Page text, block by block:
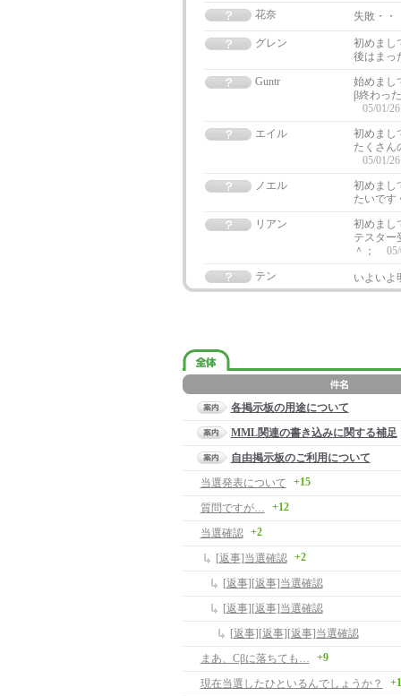
花奈 失敗・
グレン
初めまし
後はまっ
Guntr
始めまし
β終わっ
05/01/
エイル
初めまし
たくさん
05/01/
ノエル
初めまし
たいです
リアン
初めまし
テスター
＾；
テン
いよいよ
各掲示板の用途について
MML関連の書き込みに関する補足
自由掲示板のご利用について
当選発表について
+15
質問ですが… +12
当選確認 +2
[返事]当選確認 +2
[返事][返事]当選確認
[返事][返事]当選確認
[返事][返事][返事]当選確認
まあ、Cβに落ちても…
+9
現在当選したひといるんでしょうか？